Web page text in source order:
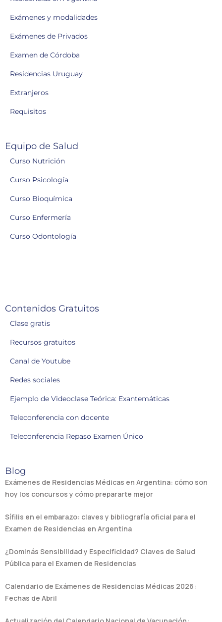
Exámenes y modalidades
Exámenes de Privados
Examen de Córdoba
Residencias Uruguay
Extranjeros
Requisitos
Equipo de Salud
Curso Nutrición
Curso Psicología
Curso Bioquímica
Curso Enfermería
Curso Odontología
Contenidos Gratuitos
Clase gratis
Recursos gratuitos
Canal de Youtube
Redes sociales
Ejemplo de Videoclase Teórica: Exantemáticas
Teleconferencia con docente
Teleconferencia Repaso Examen Único
Blog
Exámenes de Residencias Médicas en Argentina: cómo son
hoy los concursos y cómo prepararte mejor
Sífilis en el embarazo: claves y bibliografía oficial para el
Examen de Residencias en Argentina
¿Dominás Sensibilidad y Especificidad? Claves de Salud
Pública para el Examen de Residencias
Calendario de Exámenes de Residencias Médicas 2026:
Fechas de Abril